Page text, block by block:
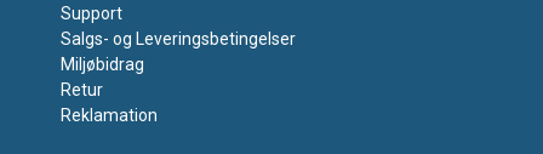
Support
Salgs- og Leveringsbetingelser
Miljøbidrag
Retur
Reklamation